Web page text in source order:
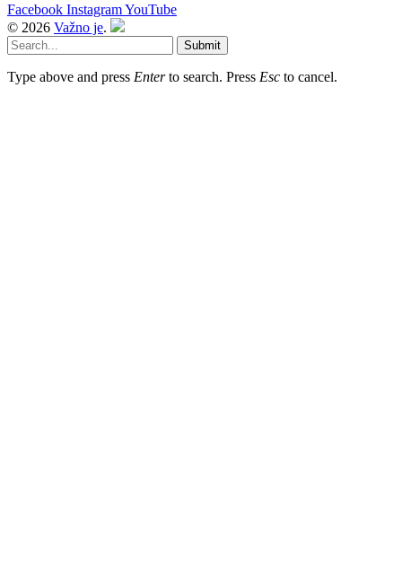
Facebook InstagramYouTube
© 2026 Važno je.
Submit
Type above and press Enterto search. Press Esc to cancel.